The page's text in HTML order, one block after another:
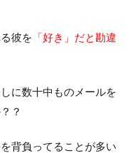
彼を 「好き」だと勘違
に数十中ものメールを
？
背負ってることが多い